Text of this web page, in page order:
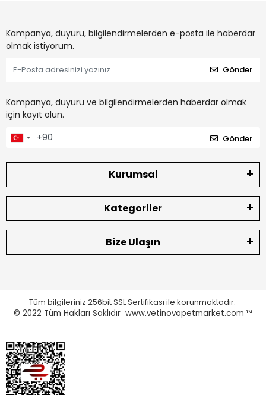
Kampanya, duyuru, bilgilendirmelerden e-posta ile haberdar
olmak istiyorum.
Gönder
Kampanya, duyuru ve bilgilendirmelerden haberdar olmak
için kayıt olun.
Gönder
Kurumsal
Kategoriler
Bize Ulaşın
Tüm bilgileriniz 256bit SSL Sertifikası ile korunmaktadır.
© 2022 Tüm Hakları Saklıdır www.vetinovapetmarket.com ™